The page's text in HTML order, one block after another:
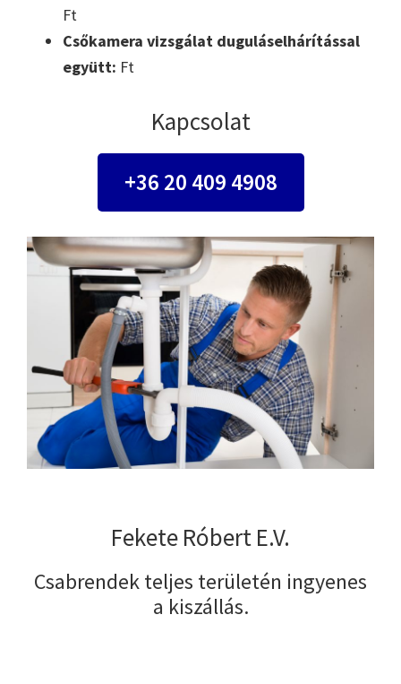
Ft
Csőkamera vizsgálat duguláselhárítással
együtt: Ft
Kapcsolat
+36 20 409 4908
Fekete Róbert E.V.
Csabrendek teljes területén ingyenes
a kiszállás.